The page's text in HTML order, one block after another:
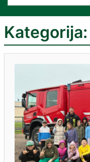
Kategorija: